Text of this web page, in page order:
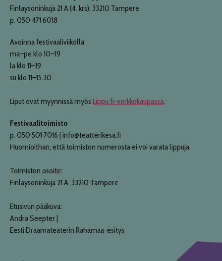
Finlaysoninkuja 21 A (4. krs), 33210 Tampere
p. 050 471 6018
Avoinna festivaaliviikolla:
ma–pe klo 10–19
la klo 11–19
su klo 11–15.30
Liput ovat myynnissä myös Lippu.fi-verkkokaupassa.
Festivaalitoimisto
p. 050 501 7016 | info@teatterikesa.fi
Huomioithan, että toimiston numerosta ei voi varata lippuja.
Toimiston osoite:
Finlaysoninkuja 21 A, 33210 Tampere
Etusivun pääkuva:
Andra Seepter |
Eesti Draamateaterin Rahamaa-esitys